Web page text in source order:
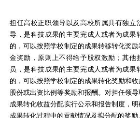
担任高校正职领导以及高校所属具有独立
导，是科技成果的主要完成人或者为成果
的，可以按照学校制定的成果转移转化奖
金奖励，原则上不得给予股权激励；其他
员，是科技成果的主要完成人或者为成果
的，可以按照学校制定的成果转化奖励和收
股份或出资比例等奖励和报酬。对担任领
成果转化收益分配实行公示和报告制度，
成果转化过程中的贡献情况及拟分配的奖励